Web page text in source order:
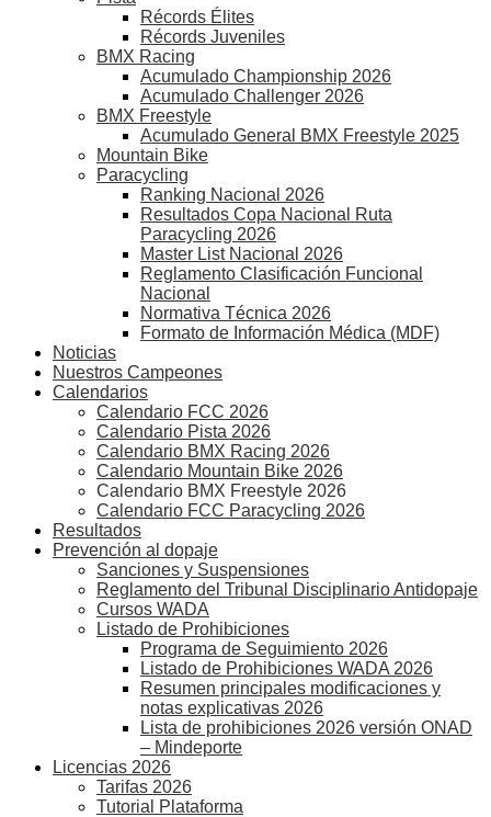
Récords Élites
Récords Juveniles
BMX Racing
Acumulado Championship 2026
Acumulado Challenger 2026
BMX Freestyle
Acumulado General BMX Freestyle 2025
Mountain Bike
Paracycling
Ranking Nacional 2026
Resultados Copa Nacional Ruta
Paracycling 2026
Master List Nacional 2026
Reglamento Clasificación Funcional
Nacional
Normativa Técnica 2026
Formato de Información Médica (MDF)
Noticias
Nuestros Campeones
Calendarios
Calendario FCC 2026
Calendario Pista 2026
Calendario BMX Racing 2026
Calendario Mountain Bike 2026
Calendario BMX Freestyle 2026
Calendario FCC Paracycling 2026
Resultados
Prevención al dopaje
Sanciones y Suspensiones
Reglamento del Tribunal Disciplinario Antidopaje
Cursos WADA
Listado de Prohibiciones
Programa de Seguimiento 2026
Listado de Prohibiciones WADA 2026
Resumen principales modificaciones y
notas explicativas 2026
Lista de prohibiciones 2026 versión ONAD
– Mindeporte
Licencias 2026
Tarifas 2026
Tutorial Plataforma